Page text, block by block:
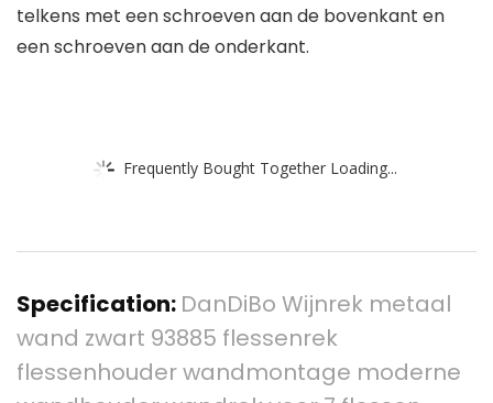
telkens met een schroeven aan de bovenkant en
een schroeven aan de onderkant.
Frequently Bought Together Loading...
Specification: DanDiBo Wijnrek metaal
wand zwart 93885 flessenrek
flessenhouder wandmontage moderne